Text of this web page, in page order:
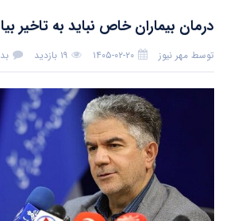
درمان بیماران خاص نباید به تاخیر
توسط مهر نیوز ۱۴۰۵-۰۲-۲۰ ۱۹ بازدید